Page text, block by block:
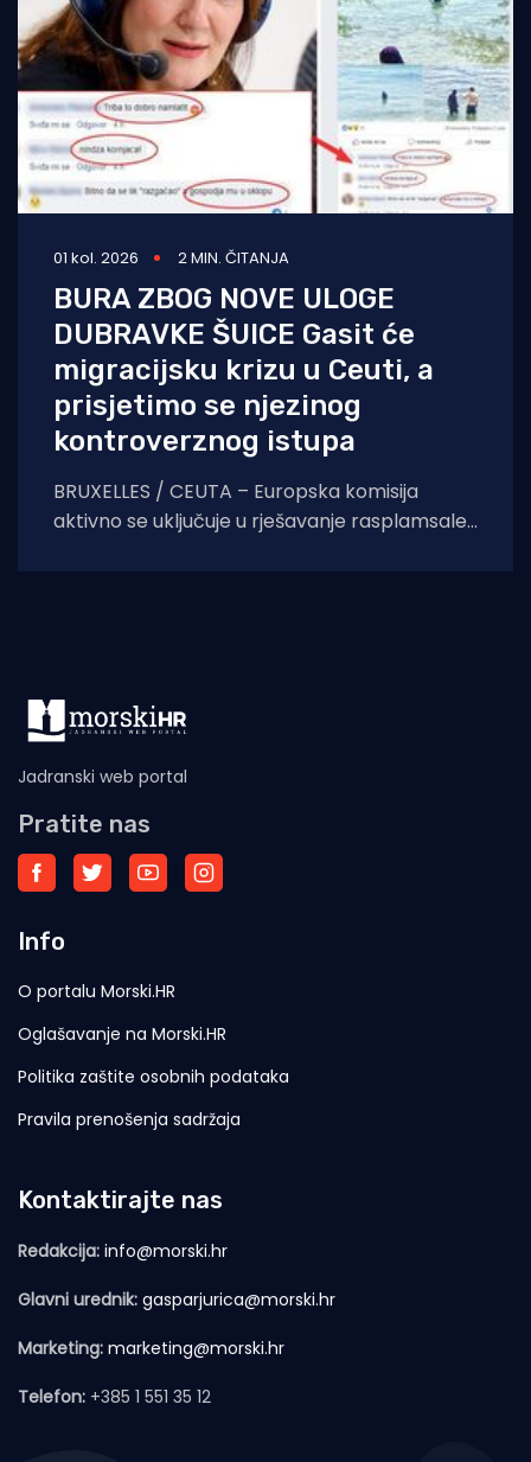
01 kol. 2026 2 MIN. ČITANJA
BURA ZBOG NOVE ULOGE
DUBRAVKE ŠUICE Gasit će
migracijsku krizu u Ceuti, a
prisjetimo se njezinog
kontroverznog istupa
BRUXELLES / CEUTA – Europska komisija
aktivno se uključuje u rješavanje rasplamsale
Jadranski web portal
Pratite nas
Info
O portalu Morski.HR
Oglašavanje na Morski.HR
Politika zaštite osobnih podataka
Pravila prenošenja sadržaja
Kontaktirajte nas
Redakcija: info@morski.hr
Glavni urednik: gasparjurica@morski.hr
Marketing: marketing@morski.hr
Telefon: +385 1 551 35 12